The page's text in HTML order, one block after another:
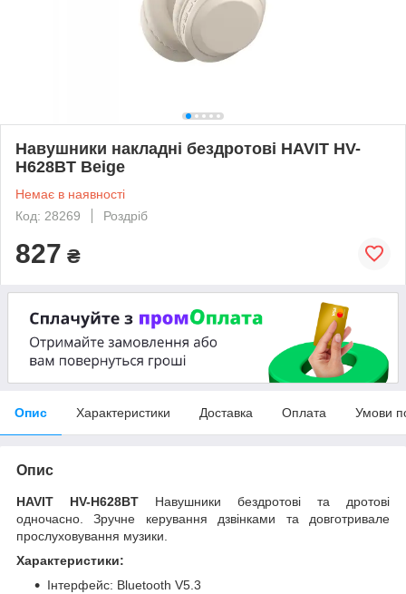
Навушники накладні бездротові HAVIT HV-
H628BT Beige
Немає в наявності
Код: 28269
Роздріб
827 ₴
Опис Характеристики Доставка Оплата Умови
Опис
HAVIT HV-H628BT Навушники бездротові та дротові
одночасно. Зручне керування дзвінками та довготривале
прослуховування музики.
Характеристики:
Інтерфейс: Bluetooth V5.3